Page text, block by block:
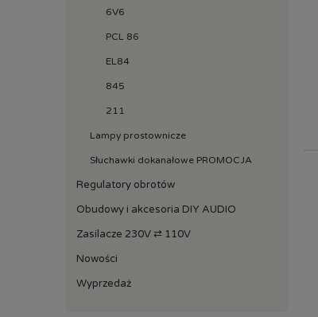
6V6
PCL 86
EL84
845
211
Lampy prostownicze
Słuchawki dokanałowe PROMOCJA
Regulatory obrotów
Obudowy i akcesoria DIY AUDIO
Zasilacze 230V ⇄ 110V
Nowości
Wyprzedaż